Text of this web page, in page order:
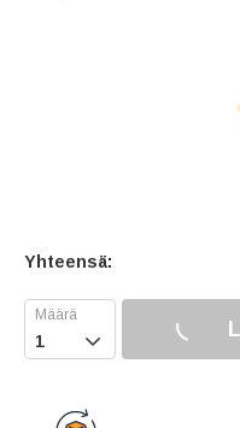
Yhteensä:
